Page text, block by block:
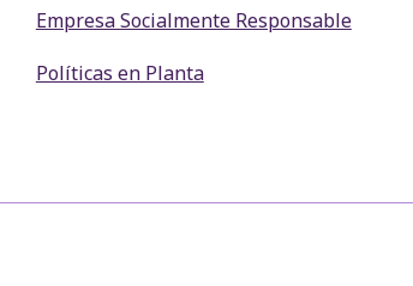
Empresa Socialmente Responsable
Políticas en Planta